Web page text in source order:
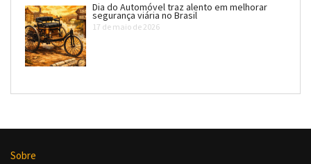
Dia do Automóvel traz alento em melhorar
segurança viária no Brasil
17 de maio de 2026
Sobre